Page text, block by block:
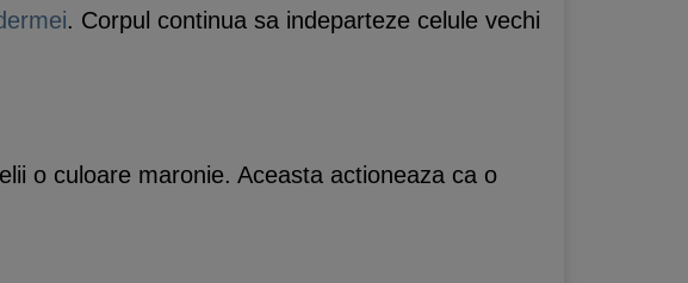
. Corpul continua sa indeparteze celule vechi
o culoare maronie. Aceasta actioneaza ca o